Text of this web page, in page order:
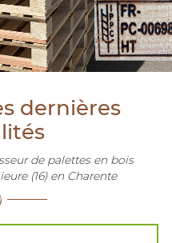
dernières
de palettes en bois
(16) en Charente